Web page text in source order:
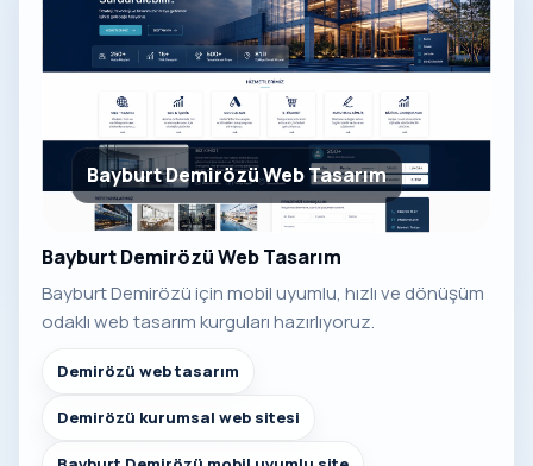
Bayburt Demirözü Web Tasarım
Bayburt Demirözü Web Tasarım
Bayburt Demirözü için mobil uyumlu, hızlı ve dönüşüm
odaklı web tasarım kurguları hazırlıyoruz.
Demirözü web tasarım
Demirözü kurumsal web sitesi